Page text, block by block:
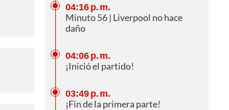
04:16 p. m.
Minuto 56 | Liverpool no hace
daño
04:06 p. m.
¡Inició el partido!
03:49 p. m.
¡Fin de la primera parte!